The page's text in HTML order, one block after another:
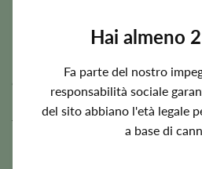
Hai almeno
Fa parte del nostro
responsabilità sociale
del sito abbiano l'età legale
a base di
La Trainwreck Autofiorente
consentendo ai coltivatori di
rapidamente rispetto alle varietà
tradizionali.